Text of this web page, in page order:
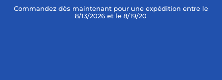
Commandez dès maintenant pour une expédition entre le
8/13/2026 et le 8/19/2026 !